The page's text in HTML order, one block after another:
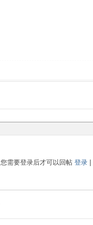
您需要登录后才可以回帖 登录|